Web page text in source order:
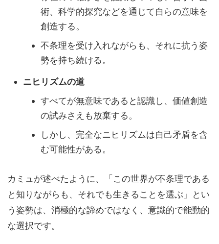
術、科学的探究などを通じて自らの意味を
創造する。
不条理を受け入れながらも、それに抗う姿
勢を持ち続ける。
ニヒリズムの道
すべてが無意味であると認識し、価値創造
の試みさえも放棄する。
しかし、完全なニヒリズムは自己矛盾を含
む可能性がある。
カミュが述べたように、「この世界が不条理である
と知りながらも、それでも生きることを選ぶ」とい
う姿勢は、消極的な諦めではなく、意識的で能動的
な選択です。